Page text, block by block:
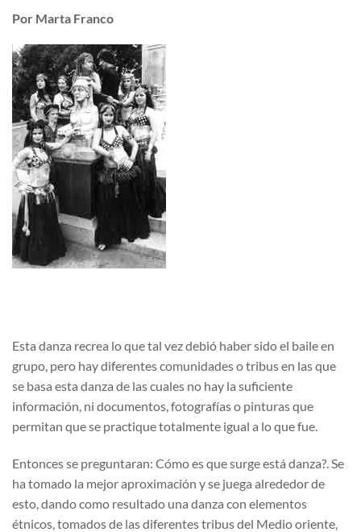
Por Marta Franco
Esta danza recrea lo que tal vez debió haber sido el baile en
grupo, pero hay diferentes comunidades o tribus en las que
se basa esta danza de las cuales no hay la suficiente
información, ni documentos, fotografías o pinturas que
permitan que se practique totalmente igual a lo que fue.
Entonces se preguntaran: Cómo es que surge está danza?. Se
ha tomado la mejor aproximación y se juega alrededor de
esto, dando como resultado una danza con elementos
étnicos, tomados de las diferentes tribus del Medio oriente,